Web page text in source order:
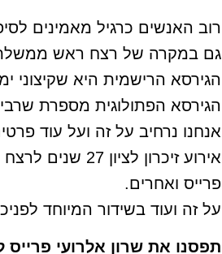
רוב האנשים כרגיל מאמינים
גם במקרה של רצח ראש ממשלת
הגירסא הרישמית היא שקיצוני ימני
הגירסא הפתולוגית מספרת
אנחנו נרחיב על זה ועל עוד
אירוע זיכרון
פרייס ואחרים.
על זה ועוד בשידור המיוחד
תפסנו את שרון אלרועי פרייס